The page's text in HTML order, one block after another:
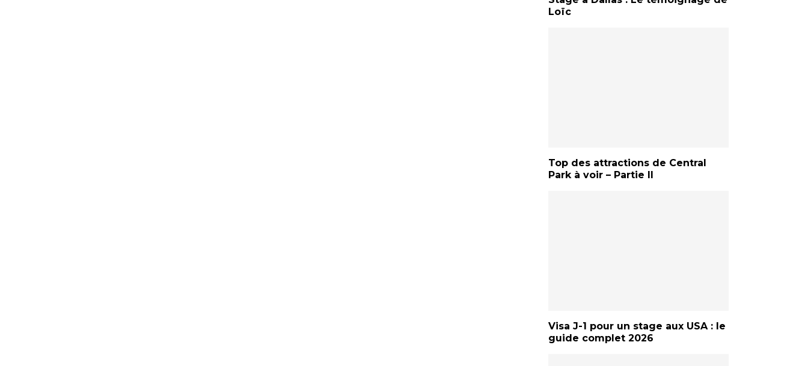
Loïc
Top des attractions de Central
Park à voir – Partie II
Visa J-1 pour un stage aux USA : le
guide complet 2026